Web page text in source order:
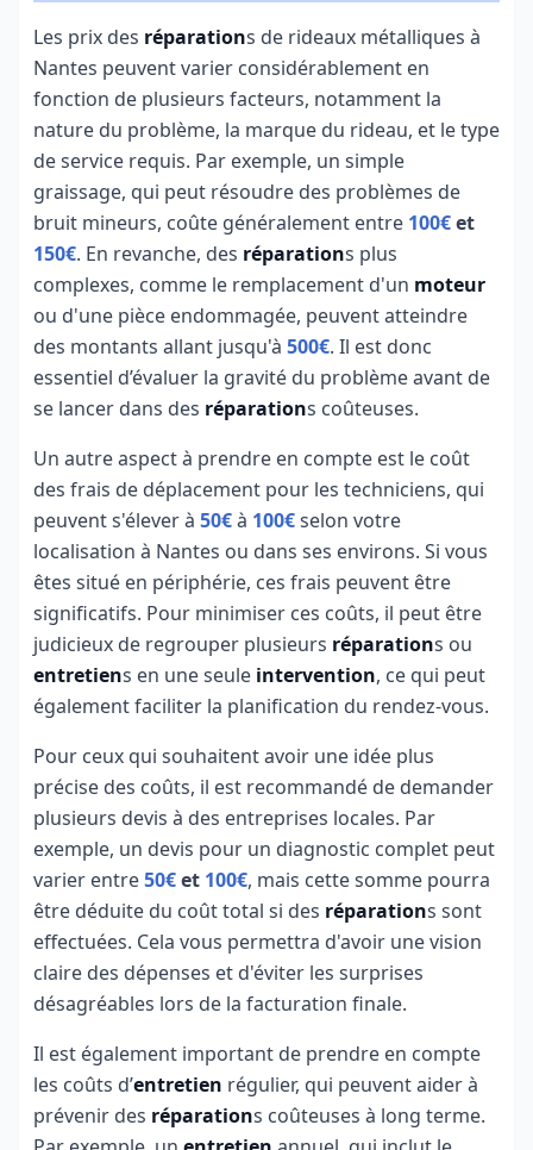
Les prix des réparations de rideaux métalliques à
Nantes peuvent varier considérablement en
fonction de plusieurs facteurs, notamment la
nature du problème, la marque du rideau, et le type
de service requis. Par exemple, un simple
graissage, qui peut résoudre des problèmes de
bruit mineurs, coûte généralement entre 100€et
150€. En revanche, des réparations plus
complexes, comme le remplacement d'un moteur
ou d'une pièce endommagée, peuvent atteindre
des montants allant jusqu'à 500€. Il est donc
essentiel d’évaluer la gravité du problème avant de
se lancer dans des réparations coûteuses.
Un autre aspect à prendre en compte est le coût
des frais de déplacement pour les techniciens, qui
peuvent s'élever à 50€à 100€selon votre
localisation à Nantes ou dans ses environs. Si vous
êtes situé en périphérie, ces frais peuvent être
significatifs. Pour minimiser ces coûts, il peut être
judicieux de regrouper plusieurs réparations ou
entretiens en une seule intervention, ce qui peut
également faciliter la planification du rendez-vous.
Pour ceux qui souhaitent avoir une idée plus
précise des coûts, il est recommandé de demander
plusieurs devis à des entreprises locales. Par
exemple, un devis pour un diagnostic complet peut
varier entre50€et 100€, mais cette somme pourra
être déduite du coût total si des réparations sont
effectuées. Cela vous permettra d'avoir une vision
claire des dépenses et d'éviter les surprises
désagréables lors de la facturation finale.
Il est également important de prendre en compte
les coûts d’entretien régulier, qui peuvent aider à
prévenir des réparations coûteuses à long terme.